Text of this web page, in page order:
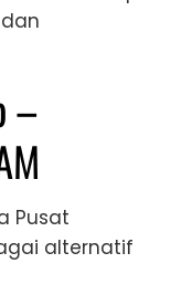
–
Pusat
alternatif